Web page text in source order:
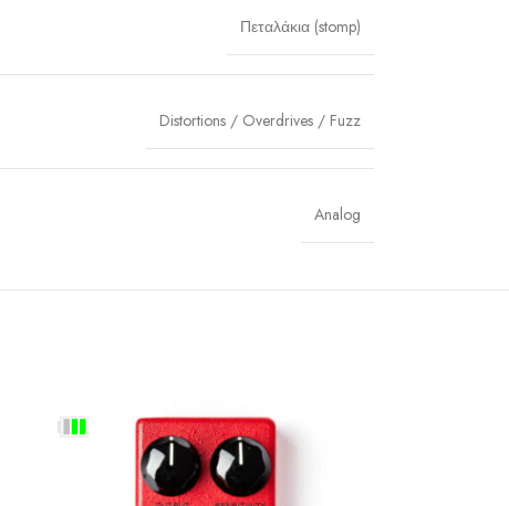
Πεταλάκια (stomp)
Distortions / Overdrives / Fuzz
Analog